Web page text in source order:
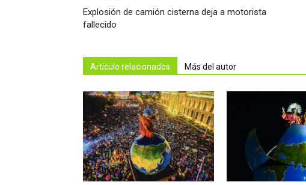
Explosión de camión cisterna deja a motorista
fallecido
Artículo relacionados Más del autor